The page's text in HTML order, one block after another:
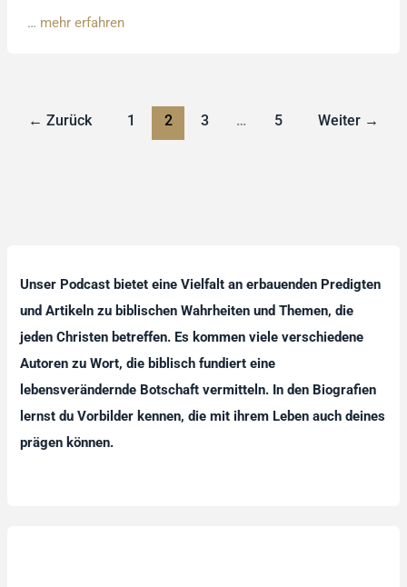
… mehr erfahren
← Zurück 1 2 3 … 5 Weiter →
Unser Podcast bietet eine Vielfalt an erbauenden Predigten
und Artikeln zu biblischen Wahrheiten und Themen, die
jeden Christen betreffen. Es kommen viele verschiedene
Autoren zu Wort, die biblisch fundiert eine
lebensverändernde Botschaft vermitteln. In den Biografien
lernst du Vorbilder kennen, die mit ihrem Leben auch deines
prägen können.